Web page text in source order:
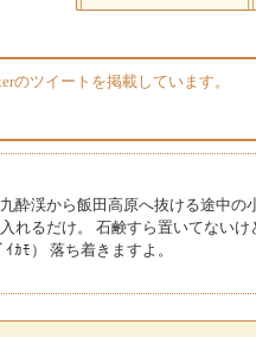
のツイートを掲載しています。
酔渓から飯田高原へ抜ける途中
れるだけ。 石鹸すら置いてない
ｶﾓ） 落ち着きますよ。